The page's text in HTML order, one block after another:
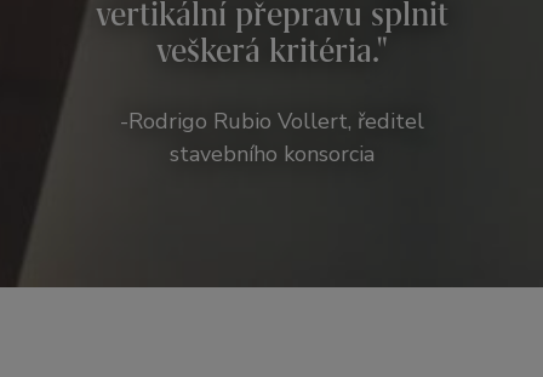
vertikální přepravu splnit
veškerá kritéria.
-Rodrigo Rubio Vollert, ředitel
stavebního konsorcia